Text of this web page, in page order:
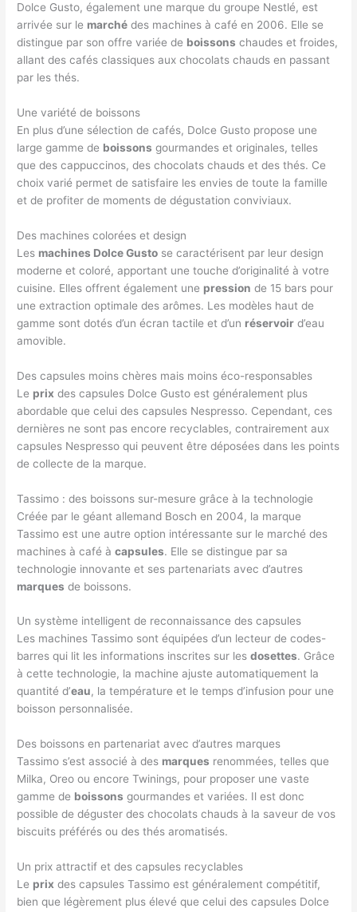
Dolce Gusto, également une marque du groupe Nestlé, est
arrivée sur le marché des machines à café en 2006. Elle se
distingue par son offre variée de boissons chaudes et froides,
allant des cafés classiques aux chocolats chauds en passant
par les thés.
Une variété de boissons
En plus d’une sélection de cafés, Dolce Gusto propose une
large gamme de boissons gourmandes et originales, telles
que des cappuccinos, des chocolats chauds et des thés. Ce
choix varié permet de satisfaire les envies de toute la famille
et de profiter de moments de dégustation conviviaux.
Des machines colorées et design
Les machines Dolce Gusto se caractérisent par leur design
moderne et coloré, apportant une touche d’originalité à votre
cuisine. Elles offrent également une pression de 15 bars pour
une extraction optimale des arômes. Les modèles haut de
gamme sont dotés d’un écran tactile et d’un réservoir d’eau
amovible.
Des capsules moins chères mais moins éco-responsables
Le prix des capsules Dolce Gusto est généralement plus
abordable que celui des capsules Nespresso. Cependant, ces
dernières ne sont pas encore recyclables, contrairement aux
capsules Nespresso qui peuvent être déposées dans les points
de collecte de la marque.
Tassimo : des boissons sur-mesure grâce à la technologie
Créée par le géant allemand Bosch en 2004, la marque
Tassimo est une autre option intéressante sur le marché des
machines à café àcapsules. Elle se distingue par sa
technologie innovante et ses partenariats avec d’autres
marques de boissons.
Un système intelligent de reconnaissance des capsules
Les machines Tassimo sont équipées d’un lecteur de codes-
barres qui lit les informations inscrites sur lesdosettes. Grâce
à cette technologie, la machine ajuste automatiquement la
quantité d’eau, la température et le temps d’infusion pour une
boisson personnalisée.
Des boissons en partenariat avec d’autres marques
Tassimo s’est associé à des marques renommées, telles que
Milka, Oreo ou encore Twinings, pour proposer une vaste
gamme de boissons gourmandes et variées. Il est donc
possible de déguster des chocolats chauds à la saveur de vos
biscuits préférés ou des thés aromatisés.
Un prix attractif et des capsules recyclables
Le prix des capsules Tassimo est généralement compétitif,
bien que légèrement plus élevé que celui des capsules Dolce